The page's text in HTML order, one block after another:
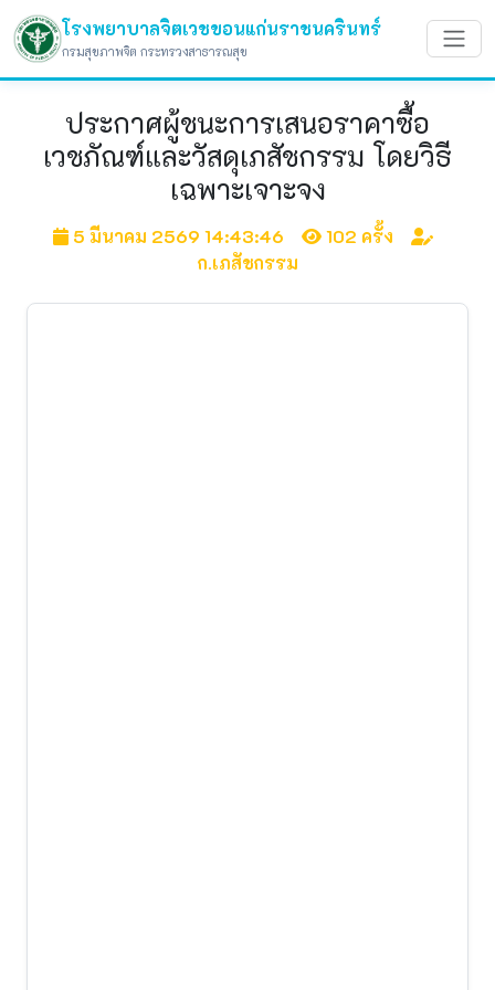
โรงพยาบาลจิตเวชขอนแก่นราชนครินทร์
กรมสุขภาพจิต กระทรวงสาธารณสุข
ประกาศผู้ชนะการเสนอราคาซื้อ
เวชภัณฑ์และวัสดุเภสัชกรรม โดยวิธี
เฉพาะเจาะจง
5 มีนาคม 2569 14:43:46
102 ครั้ง
ก.เภสัชกรรม